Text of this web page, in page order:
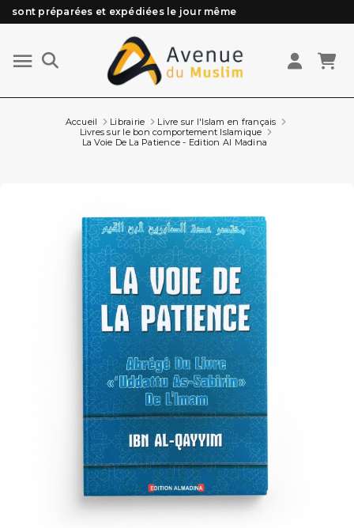
sont préparées et expédiées le jour même
Livraison offerte à partir de 89€ d'achat*
Les Commandes passées avant 15h (lun au Vend)
Accueil Librairie
Livre sur l'Islam en français
Livres sur le bon comportement Islamique
La Voie De La Patience - Edition Al Madina